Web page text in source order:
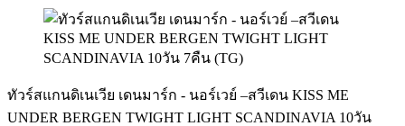
ทัวร์สแกนดิเนเวีย เดนมาร์ก - นอร์เวย์ –สวีเดน KISS ME
UNDER BERGEN TWIGHT LIGHT SCANDINAVIA 10วัน